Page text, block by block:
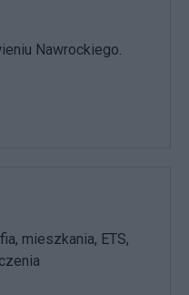
Nawrockiego.
mieszkania, ETS,